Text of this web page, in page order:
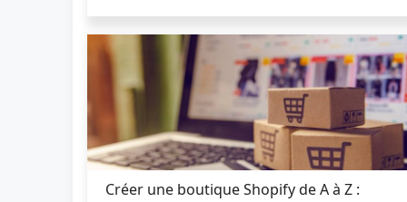
Créer une boutique Shopify de A à Z :